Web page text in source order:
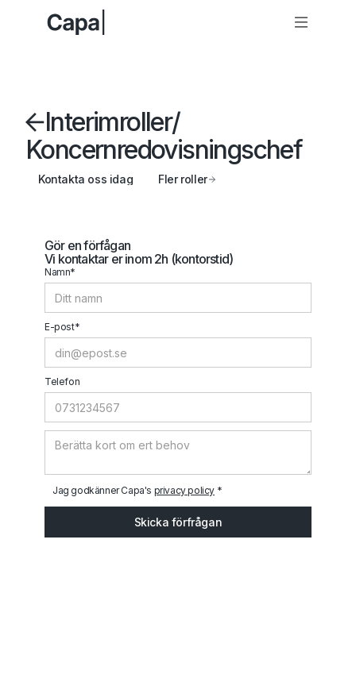
Interimroller/
Koncernredovisningschef
Kontakta oss idag Fler roller
Gör en förfågan
Vi kontaktar er inom 2h (kontorstid)
Namn*
E-post*
Telefon
Jag godkänner Capa's privacy policy *